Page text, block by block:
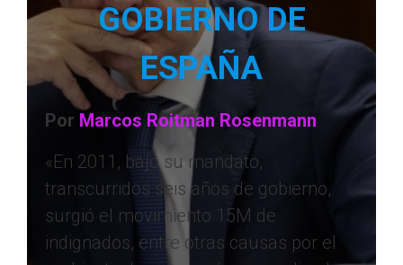
GOBIERNO DE
ESPAÑA
Por Marcos Roitman Rosenmann
«En 2011, bajo su mandato,
transcurridos seis años de gobierno,
surgió el movimiento 15M de
indignados, entre otras causas por el